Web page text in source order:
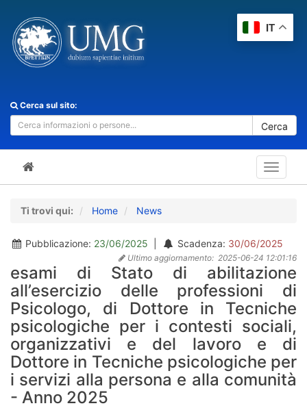
Cerca sul sito:
Cerca
Toggle
Ti trovi qui: Home News
Pubblicazione: 23/06/2025 Scadenza: 30/06/2025
Ultimo aggiornamento: 2025-06-24 12:01:16
esami di Stato di abilitazione
all’esercizio delle professioni di
Psicologo, di Dottore in Tecniche
psicologiche per i contesti sociali,
organizzativi e del lavoro e di
Dottore in Tecniche psicologiche per
i servizi alla persona e alla comunità
- Anno 2025
IT